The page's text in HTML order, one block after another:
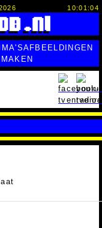
10:01:05
AFBEELDINGEN